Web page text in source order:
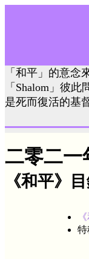
「和平」的意念
「Shalom」彼
是死而復活的基督
二零二一
《和平》
特